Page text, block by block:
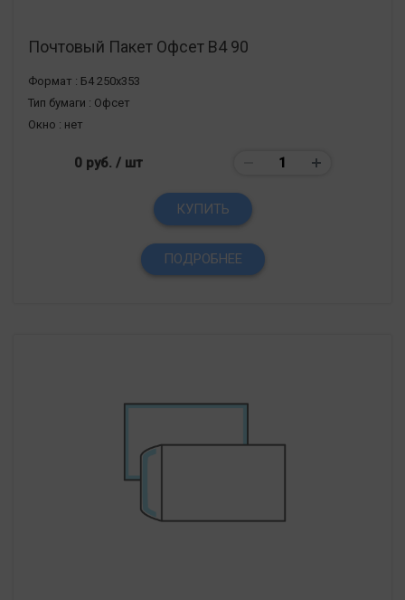
Почтовый Пакет Офсет В4 90
Формат : Б4 250х353
Тип бумаги : Офсет
Окно : нет
0 руб. / шт
КУПИТЬ
ПОДРОБНЕЕ